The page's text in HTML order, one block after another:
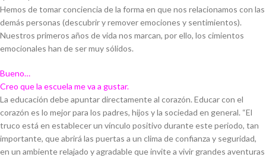
Hemos de tomar conciencia de la forma en que nos relacionamos con las
demás personas (descubrir y remover emociones y sentimientos).
Nuestros primeros años de vida nos marcan, por ello, los cimientos
emocionales han de ser muy sólidos.
Bueno…
Creo que la escuela me va a gustar.
La educación debe apuntar directamente al corazón. Educar con el
corazón es lo mejor para los padres, hijos y la sociedad en general. “El
truco está en establecer un vínculo positivo durante este periodo, tan
importante, que abrirá las puertas a un clima de confianza y seguridad,
en un ambiente relajado y agradable que invite a vivir grandes aventuras